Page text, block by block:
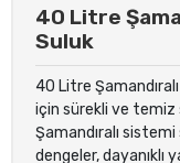
40 Litre
Suluk
40 Litre
için sürekli ve temiz
Şamandıralı
dengeler, dayanıklı